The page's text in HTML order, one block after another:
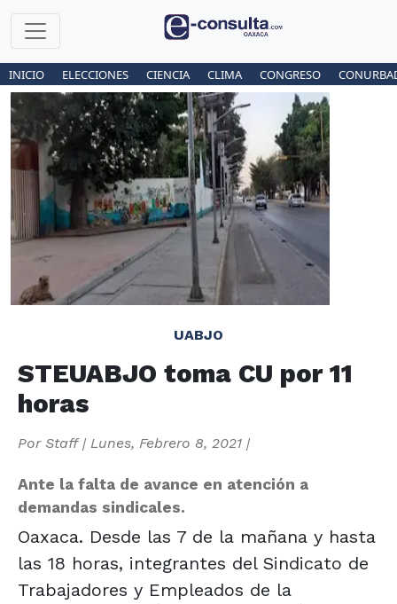
INICIO ELECCIONES CIENCIA CLIMA CONGRESO
UABJO
STEUABJO toma CU por 11
horas
Por Staff| Lunes, Febrero 8, 2021 |
Ante la falta de avance en atención a
demandas sindicales.
Oaxaca. Desde las 7 de la mañana y hasta
las 18 horas, integrantes del Sindicato de
Trabajadores y Empleados de la